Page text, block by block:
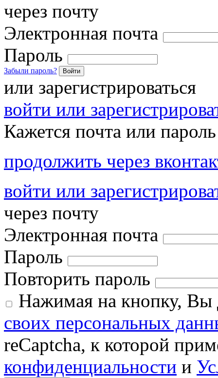
через почту
Электронная почта
Пароль
Забыли пароль? Войти
или зарегистрироваться
войти или
Кажется почта или
продолжить через
войти или
через почту
Электронная почта
Пароль
Повторить пароль
Нажимая на кнопку, Вы
своих персональных
reCaptcha, к которой
конфиденциальности и